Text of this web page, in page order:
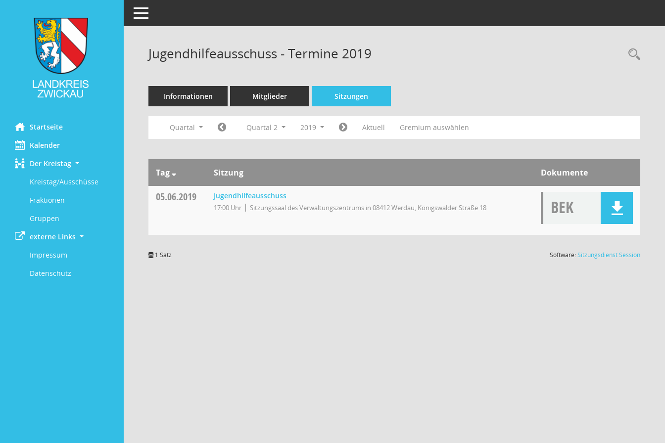
Startseite
Kalender
Der Kreistag
Kreistag/Ausschüsse
Fraktionen
Gruppen
externe Links
Impressum
Datenschutz
Toggle navigation
Jugendhilfeausschuss - Termine 2019
Informationen Mitglieder Sitzungen
Quartal Quartal 2 2019 Aktuell Gremium auswählen
Tag Sitzung Dokumente
05.06.2019 Jugendhilfeausschuss
17:00 Uhr Sitzungssaal des Verwaltungszentrums in 08412 Werdau, Königswalder Straße 18 BEK
1 Satz Software:SitzungsdienstSession(Wird in